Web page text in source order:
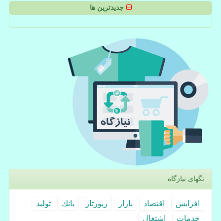
جدیدترین ها
تگهای نیازگاه
افزایش اقتصاد بازار رپورتاژ بانك
تولید
خدمات
اشتغال